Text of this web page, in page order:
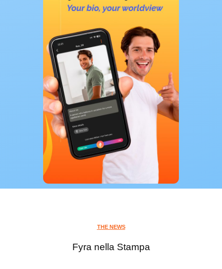
THE NEWS
Fyra nella Stampa